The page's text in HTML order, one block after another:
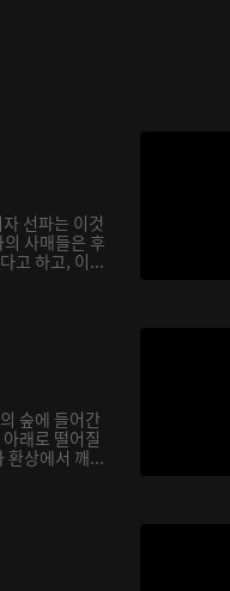
선파는 이것
사매들은 후
고 하고, 이...
숲에 들어간
래로 떨어질
환상에서 깨...